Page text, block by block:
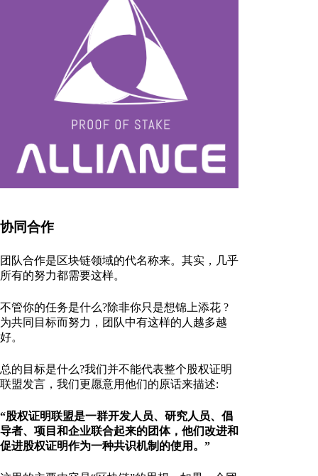
协同合作
团队合作是区块链领域的代名称来。其实，几乎
所有的努力都需要这样。
不管你的任务是什么?除非你只是想锦上添花 ?
为共同目标而努力，团队中有这样的人越多越
好。
总的目标是什么?我们并不能代表整个股权证明
联盟发言，我们更愿意用他们的原话来描述:
“股权证明联盟是一群开发人员、研究人员、倡
导者、项目和企业联合起来的团体，他们改进和
促进股权证明作为一种共识机制的使用。”